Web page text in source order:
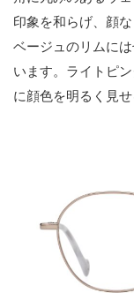
印象を和らげ、顔
ベージュのリムに
います。ライトピ
に顔色を明るく見せ